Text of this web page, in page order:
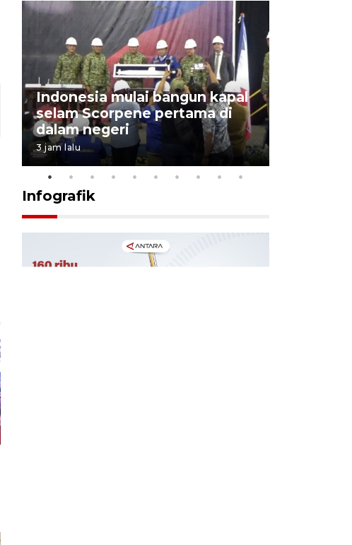
Indonesia mulai bangun kapal
selam Scorpene pertama di
dalam negeri
3 jam lalu
Infografik